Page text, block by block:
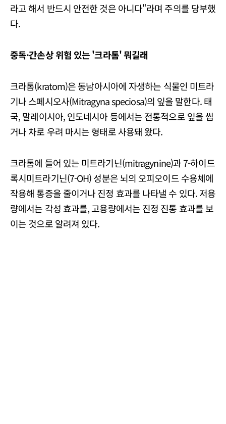
라고 해서 반드시 안전한 것은 아니다"라며 주의를 당부했
다.
중독·간손상 위험 있는 '크라톰' 뭐길래
크라톰(kratom)은 동남아시아에 자생하는 식물인 미트라
기나 스페시오사(Mitragyna speciosa)의 잎을 말한다. 태
국, 말레이시아, 인도네시아 등에서는 전통적으로 잎을 씹
거나 차로 우려 마시는 형태로 사용돼 왔다.
크라톰에 들어 있는 미트라기닌(mitragynine)과 7-하이드
록시미트라기닌(7-OH) 성분은 뇌의 오피오이드 수용체에
작용해 통증을 줄이거나 진정 효과를 나타낼 수 있다. 저용
량에서는 각성 효과를, 고용량에서는 진정 진통 효과를 보
이는 것으로 알려져 있다.